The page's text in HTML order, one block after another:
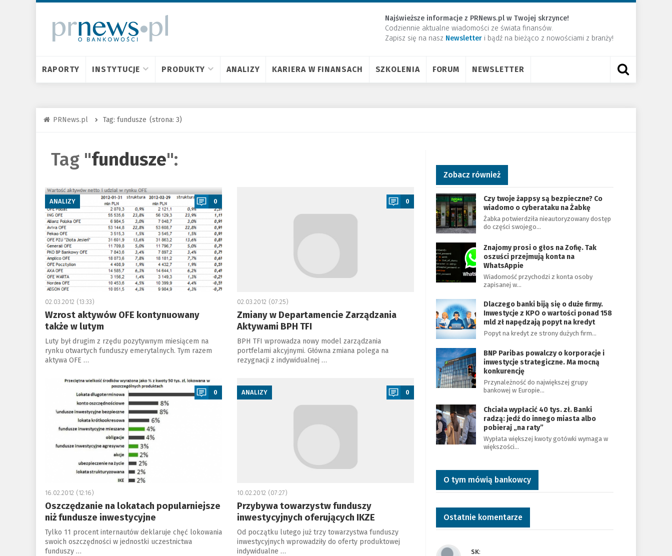
Najświeższe informacje z PRNews.pl w Twojej skrzynce!
Codziennie aktualne wiadomości ze świata finansów.
Zapisz się na nasz Newsletter ​i bądź na bieżąco z nowościami z branży!
RAPORTY INSTYTUCJE PRODUKTY ANALIZY KARIERA W FINANSACH SZKOLENIA FORUM NEWSLETTER
PRNews.pl Tag: fundusze (strona: 3)
Tag "fundusze":
a
ANALIZY 0
02.03.2012 (13:33)
Wzrost aktywów OFE kontynuowany
także w lutym
Luty był drugim z rzędu pozytywnym miesiącem na
rynku otwartych funduszy emerytalnych. Tym razem
aktywa OFE …
0
02.03.2012 (07:25)
Zmiany w Departamencie Zarządzania
Aktywami BPH TFI
BPH TFI wprowadza nowy model zarządzania
portfelami akcyjnymi. Główna zmiana polega na
rezygnacji z indywidualnej …
0
16.02.2012 (12:16)
Oszczędzanie na lokatach popularniejsze
niż fundusze inwestycyjne
Tylko 11 procent internautów deklaruje chęć lokowania
swoich oszczędności w jednostki uczestnictwa
funduszy …
ANALIZY 0
10.02.2012 (07:27)
Przybywa towarzystw funduszy
inwestycyjnych oferujących IKZE
Od początku lutego już trzy towarzystwa funduszy
inwestycyjnych wprowadziły do oferty produktowej
indywidualne …
Zobacz również
Czy twoje żappsy są bezpieczne? Co
wiadomo o cyberataku na Żabkę
Żabka potwierdziła nieautoryzowany dostęp
do części swojego…
Znajomy prosi o głos na Zofię. Tak
oszuści przejmują konta na
WhatsAppie
Wiadomość przychodzi z konta osoby
zapisanej w…
Dlaczego banki biją się o duże firmy.
Inwestycje z KPO o wartości ponad 158
mld zł napędzają popyt na kredyt
Popyt na kredyt ze strony dużych firm…
BNP Paribas powalczy o korporacje i
inwestycje strategiczne. Ma mocną
konkurencję
Przynależność do największej grupy
bankowej w Europie…
Chciała wypłacić 40 tys. zł. Banki
radzą: jedź do innego miasta albo
pobieraj „na raty”
Wypłata większej kwoty gotówki wymaga w
większości…
O tym mówią bankowcy
Ostatnie komentarze
SK: